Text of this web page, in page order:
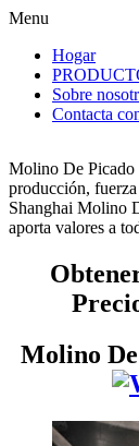
Menu
Hogar
Sobre
Contacta
Molino De Picado
producción,
Shanghai Molino
aporta valores a
Molino